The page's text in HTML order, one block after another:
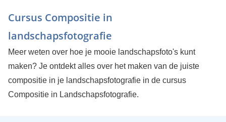
Cursus Compositie in
landschapsfotografie
Meer weten over hoe je mooie landschapsfoto's kunt
maken? Je ontdekt alles over het maken van de juiste
compositie in je landschapsfotografie in de cursus
Compositie in Landschapsfotografie.